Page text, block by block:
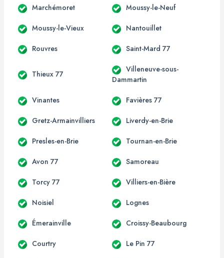
Marchémoret Moussy-le-Neuf
Moussy-le-Vieux Nantouillet
Rouvres Saint-Mard 77
Thieux 77
Villeneuve-sous-
Dammartin
Vinantes Favières 77
Gretz-Armainvilliers Liverdy-en-Brie
Presles-en-Brie Tournan-en-Brie
Avon 77 Samoreau
Torcy 77 Villiers-en-Bière
Noisiel Lognes
Émerainville Croissy-Beaubourg
Courtry Le Pin 77